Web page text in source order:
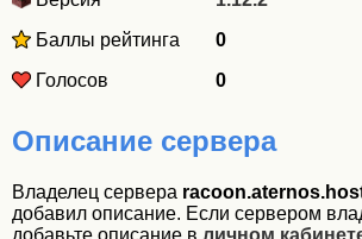
Баллы рейтинга
0
Голосов
0
Описание сервера
Владелец сервера
добавил описание. Если сервером
добавьте описание в личном